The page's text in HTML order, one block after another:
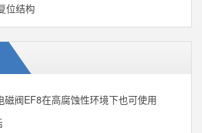
位结构
阀EF8在高腐蚀性环境下也可使用